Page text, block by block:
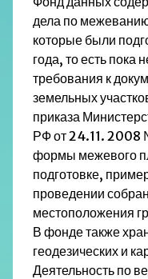
дела по
которые были
года, то есть пока
требования к
земельных
приказа
РФ от 24.11.
формы межевого
подготовке,
проведении
местоположения
В фонде также
геодезических и
Деятельность по